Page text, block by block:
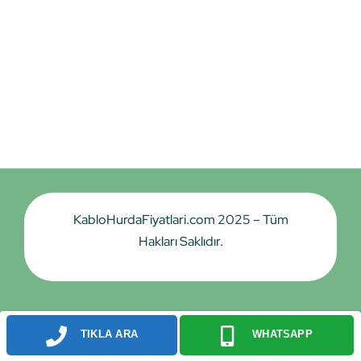
KabloHurdaFiyatlari.com 2025 – Tüm
Hakları Saklıdır.
TIKLA ARA WHATSAPP